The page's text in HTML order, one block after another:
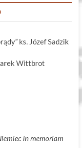
ks. Józef Sadzik
Wittbrot
in memoriam